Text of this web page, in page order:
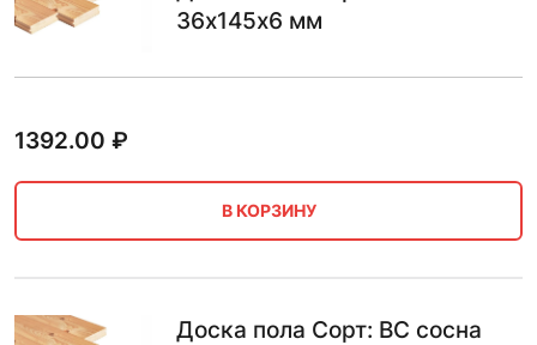
36х145х6 мм
1392.00 ₽
В КОРЗИНУ
Доска пола Сорт: BC сосна